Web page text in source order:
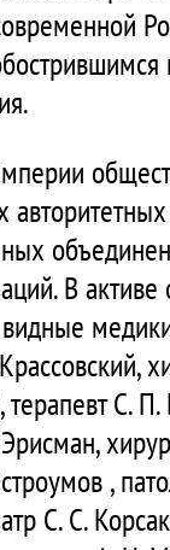
В активе
видные
С. П.
,
С. С.